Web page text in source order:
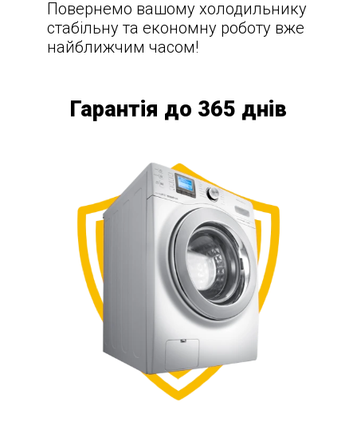
Повернемо вашому холодильнику
стабільну та економну роботу вже
найближчим часом!
Гарантія до 365 днів